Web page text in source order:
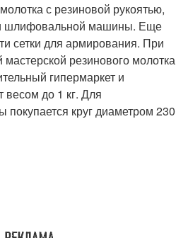
с резиновой рукоятью,
шлифовальной машины. Еще
сетки для армирования. При
резинового молотка
гипермаркет и
весом до 1 кг. Для
круг диаметром 230